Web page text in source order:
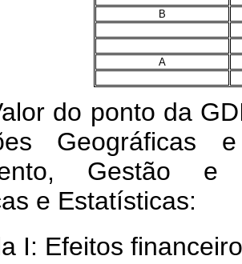
B
A
do ponto da
Gestão e
e Estatísticas:
I: Efeitos